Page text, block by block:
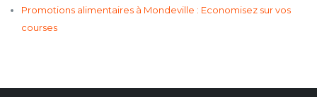
Promotions alimentaires à Mondeville : Economisez sur vos
courses